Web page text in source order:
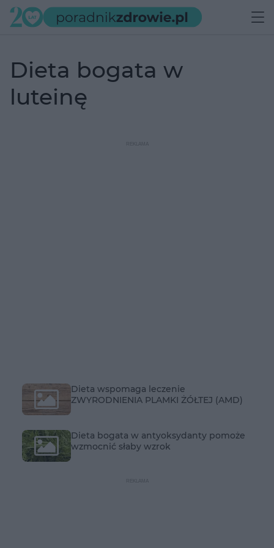
dieta bogata w
luteinę
Dieta wspomaga leczenie
ZWYRODNIENIA PLAMKI ŻÓŁTEJ (AMD)
Dieta bogata w antyoksydanty pomoże
wzmocnić słaby wzrok